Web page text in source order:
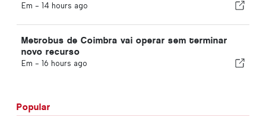
Em - 14 hours ago
Metrobus de Coimbra vai operar sem terminar
novo recurso
Em - 16 hours ago
Popular